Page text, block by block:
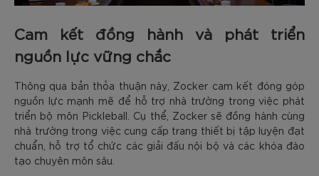
Cam kết đồng hành và phát triển
nguồn lực vững chắc
Thông qua bản thỏa thuận này, Zocker cam kết đóng góp
nguồn lực mạnh mẽ để hỗ trợ nhà trường trong việc phát
triển bộ môn Pickleball. Cụ thể, Zocker sẽ đồng hành cùng
nhà trường trong việc cung cấp trang thiết bị tập luyện đạt
chuẩn, hỗ trợ tổ chức các giải đấu nội bộ và các khóa đào
tạo chuyên môn sâu.